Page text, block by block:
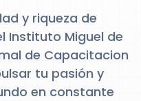
y riqueza de
Instituto Miguel de
de Capacitacion
tu pasión y
en constante